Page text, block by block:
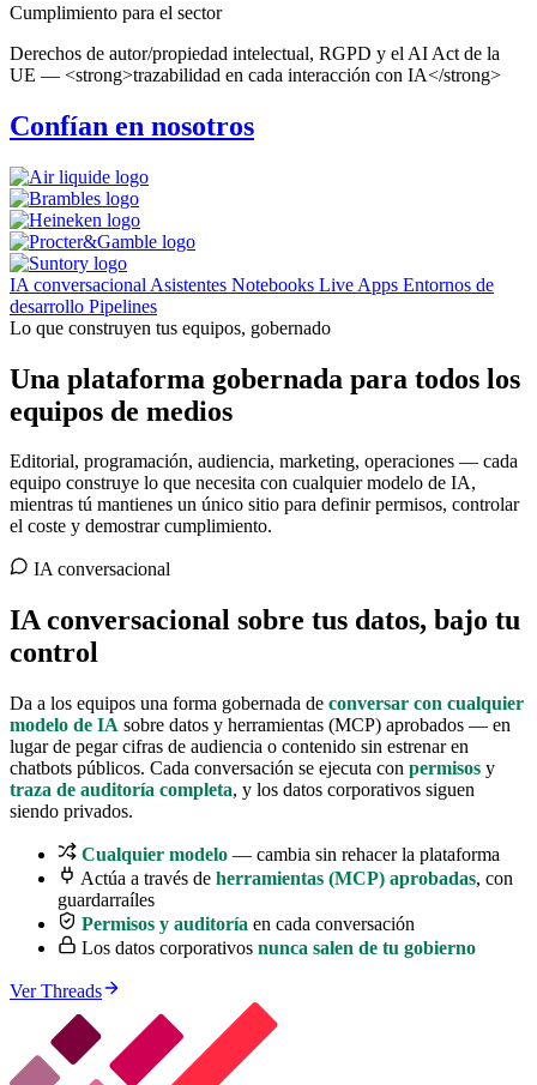
Cumplimiento para el sector
Derechos de autor/propiedad intelectual, RGPD y el AI Act de la
UE — <strong>trazabilidad en cada interacción con IA</strong>
Confían en nosotros
IA conversacional Asistentes Notebooks Live Apps Entornos de
desarrollo Pipelines
Lo que construyen tus equipos, gobernado
Una plataforma gobernada para todos los
equipos de medios
Editorial, programación, audiencia, marketing, operaciones — cada
equipo construye lo que necesita con cualquier modelo de IA,
mientras tú mantienes un único sitio para definir permisos, controlar
el coste y demostrar cumplimiento.
IA conversacional
IA conversacional sobre tus datos, bajo tu
control
Da a los equipos una forma gobernada de conversar con cualquier
modelo de IA sobre datos y herramientas (MCP) aprobados — en
lugar de pegar cifras de audiencia o contenido sin estrenar en
chatbots públicos. Cada conversación se ejecuta con permisos y
traza de auditoría completa, y los datos corporativos siguen
siendo privados.
Cualquier modelo — cambia sin rehacer la plataforma
Actúa a través de herramientas (MCP) aprobadas, con
guardarraíles
Permisos y auditoría en cada conversación
Los datos corporativos nunca salen de tu gobierno
Ver Threads